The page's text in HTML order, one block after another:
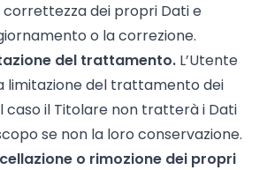
dei propri Dati e
o la correzione.
del trattamento.L’Utente
limitazione del trattamento dei
caso il Titolare non tratterà i Dati
se non la loro conservazione.
o rimozione dei propri